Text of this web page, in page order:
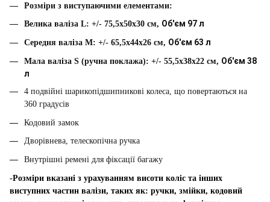
Розміри з виступаючими елементами:
Велика валіза L: +/- 75,5x50x30 см, Об'єм 97 л
Середня валіза M: +/- 65,5x44x26 см, Об'єм 63 л
Мала валіза S (ручна поклажа): +/- 55,5x38x22 см, Об'єм 38
л
4 подвійні шарикопідшипникові колеса, що повертаються на
360 градусів
Кодовий замок
Дворівнева, телескопічна ручка
Внутрішні ремені для фіксації багажу
-Розміри вказані з урахуванням висоти коліс та інших
виступних частин валізи, таких як: ручки, змійки, кодовий